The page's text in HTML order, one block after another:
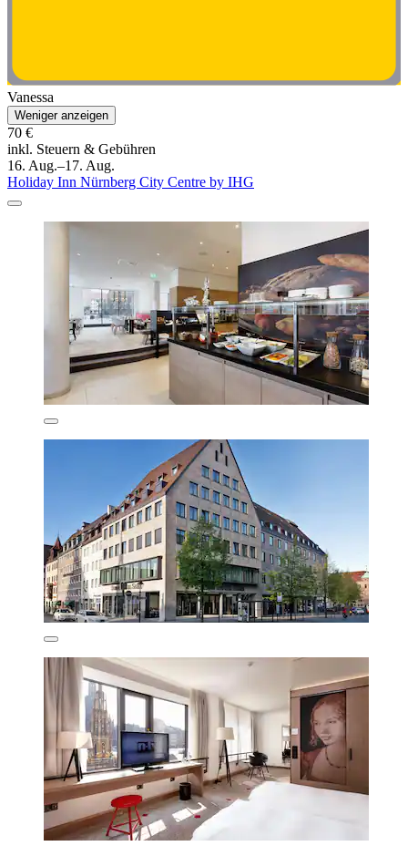
Vanessa
Weniger anzeigen
70 €
inkl. Steuern & Gebühren
16. Aug.–17. Aug.
Holiday Inn Nürnberg City Centre by IHG